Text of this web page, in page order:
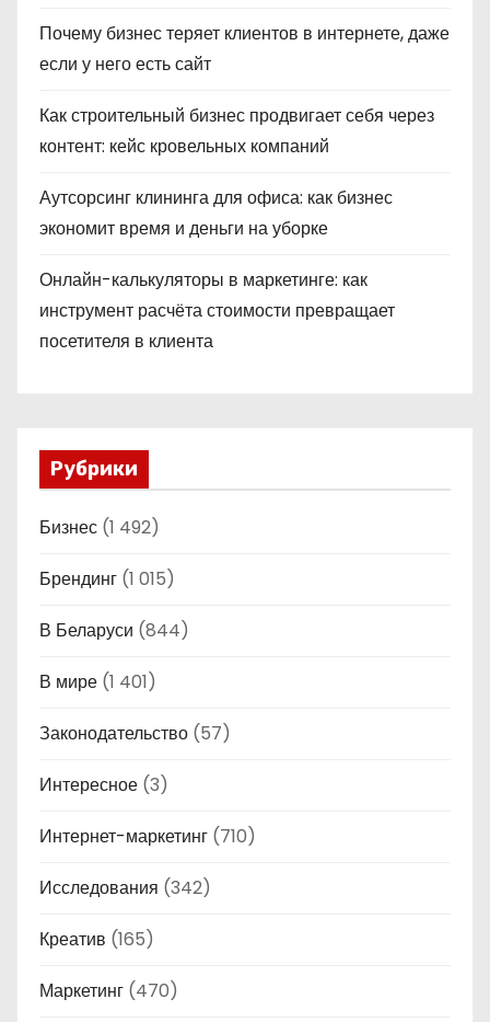
Почему бизнес теряет клиентов в интернете, даже
если у него есть сайт
Как строительный бизнес продвигает себя через
контент: кейс кровельных компаний
Аутсорсинг клининга для офиса: как бизнес
экономит время и деньги на уборке
Онлайн-калькуляторы в маркетинге: как
инструмент расчёта стоимости превращает
посетителя в клиента
Рубрики
Бизнес (1 492)
Брендинг (1 015)
В Беларуси (844)
В мире (1 401)
Законодательство (57)
Интересное (3)
Интернет-маркетинг (710)
Исследования (342)
Креатив (165)
Маркетинг (470)